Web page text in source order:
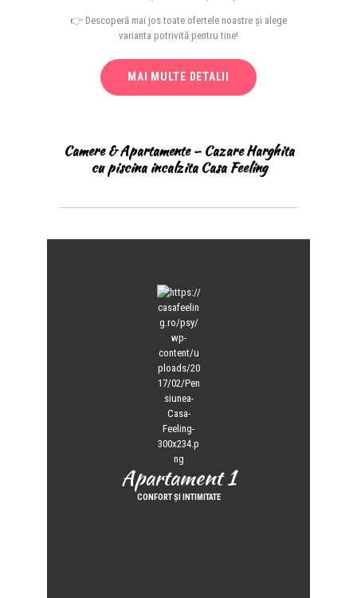
👉 Descoperă mai jos toate ofertele noastre și alege
varianta potrivită pentru tine!
MAI MULTE DETALII
Camere & Apartamente – Cazare Harghita
cu piscina incalzita Casa Feeling
Apartament 1
CONFORT ȘI INTIMITATE
Apartament 1
CONFORT ȘI INTIMITATE